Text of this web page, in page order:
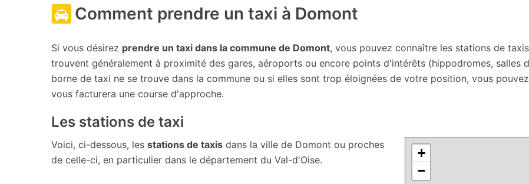
Comment prendre un taxi à Domont
Si vous désirez prendre un taxi dans la commune de Domont, vous pouvez connaître les stations de
trouvent généralement à proximité des gares, aéroports ou encore points d'intérêts (hippodromes, salles
borne de taxi ne se trouve dans la commune ou si elles sont trop éloignées de votre position, vous
vous facturera une course d'approche.
Les stations de taxi
Voici, ci-dessous, les stations de taxis dans la ville de Domont ou proches
de celle-ci, en particulier dans le département du Val-d'Oise.
+
−